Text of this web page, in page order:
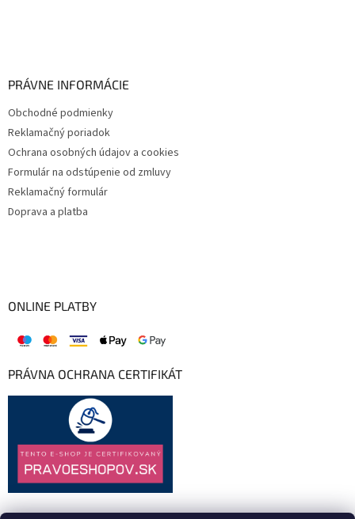
PRÁVNE INFORMÁCIE
Obchodné podmienky
Reklamačný poriadok
Ochrana osobných údajov a cookies
Formulár na odstúpenie od zmluvy
Reklamačný formulár
Doprava a platba
ONLINE PLATBY
PRÁVNA OCHRANA CERTIFIKÁT